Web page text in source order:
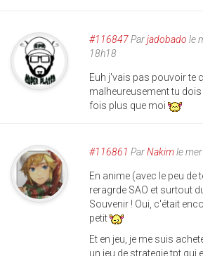
#116847Parjadobado le
18h18
Euh j'vais pas pouvoir te
malheureusement tu
fois plus que moi
#116861 ParNakimle
En anime (avec le peu de
reragrde SAO et surtout
Souvenir ! Oui, c'était
petit
Et en jeu, je me suis
un jeu de strategie tpt qui